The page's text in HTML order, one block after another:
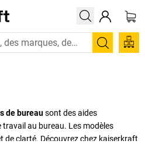
de bureausont des aides
au bureau. Les modèles
de clarté. Découvrez chez kaiserkraft